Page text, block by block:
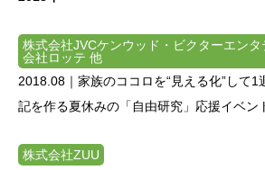
株式会社JVCケンウッド・ビクターエン
会社ロッテ 他
2018.08｜ 家族のココロを“見える化”して1
記を作る夏休みの「自由研究」応援イベン
株式会社ZUU